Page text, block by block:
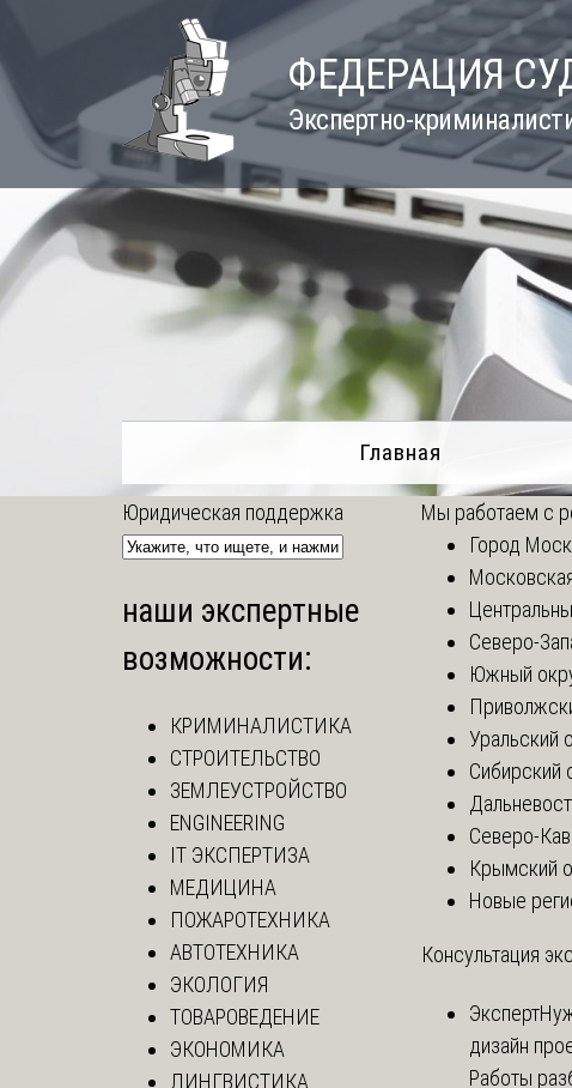
content
ФЕДЕРАЦИЯ
Экспертно-
Главная
Юридическая поддержка
наши экспертные
возможности:
КРИМИНАЛИСТИКА
СТРОИТЕЛЬСТВО
ЗЕМЛЕУСТРОЙСТВО
ENGINEERING
IT ЭКСПЕРТИЗА
МЕДИЦИНА
ПОЖАРОТЕХНИКА
АВТОТЕХНИКА
ЭКОЛОГИЯ
ТОВАРОВЕДЕНИЕ
ЭКОНОМИКА
ЛИНГВИСТИКА
Мы работаем с
Город
Северо-
Южный
Уральский
Сибирский
Северо-
Крымский
Новые
Консультация
Эксперт
дизайн
Работы